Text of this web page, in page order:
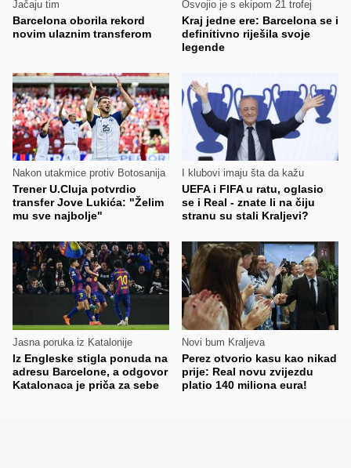
Jačaju tim
Barcelona oborila rekord
novim ulaznim transferom
Osvojio je s ekipom 21 trofej
Kraj jedne ere: Barcelona se i
definitivno riješila svoje
legende
Nakon utakmice protiv Botosanija
Trener U.Cluja potvrdio
transfer Jove Lukića: "Želim
mu sve najbolje"
I klubovi imaju šta da kažu
UEFA i FIFA u ratu, oglasio
se i Real - znate li na čiju
stranu su stali Kraljevi?
Jasna poruka iz Katalonije
Iz Engleske stigla ponuda na
adresu Barcelone, a odgovor
Katalonaca je priča za sebe
Novi bum Kraljeva
Perez otvorio kasu kao nikad
prije: Real novu zvijezdu
platio 140 miliona eura!